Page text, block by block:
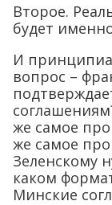
Второе.
будет
И
вопрос –
же самое
же самое
Зеленскому
каком
Минские